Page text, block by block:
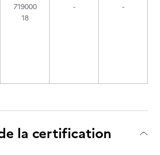
719000
18
- -
la certification